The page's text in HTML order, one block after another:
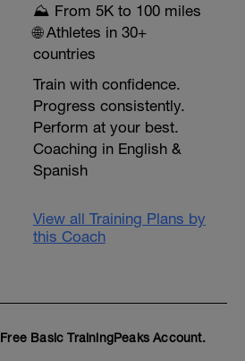
⛰️ From 5K to 100 miles
🌐 Athletes in 30+
countries
Train with confidence.
Progress consistently.
Perform at your best.
Coaching in English &
Spanish
View all Training Plans by
this Coach
Free Basic TrainingPeaks Account.